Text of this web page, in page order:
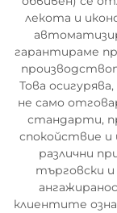
лекота и
гарантираме
Това
не само
стандарти,
спокойствие
различни
търговски
клиентите